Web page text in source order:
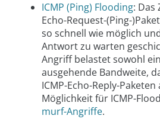
ICMP (Ping) Flooding: Das
Echo-Request-(Ping-
so schnell wie möglich
Antwort zu warten
Angriff belastet sowohl
ausgehende Bandweite,
ICMP-Echo-Reply-
Möglichkeit für ICMP-
murf-Angriffe.